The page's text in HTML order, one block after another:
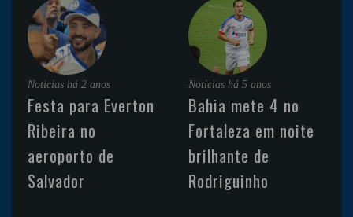
Noticias há 2 anos
Festa para Everton
Ribeira no
aeroporto de
Salvador
Noticias há 5 anos
Bahia mete 4 no
Fortaleza em noite
brilhante de
Rodriguinho